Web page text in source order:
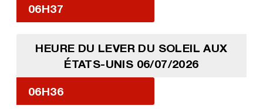
06H37
HEURE DU LEVER DU SOLEIL AUX
ÉTATS-UNIS 06/07/2026
06H36